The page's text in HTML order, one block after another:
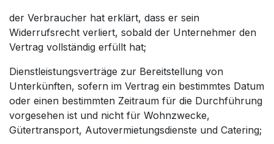
der Verbraucher hat erklärt, dass er sein
Widerrufsrecht verliert, sobald der Unternehmer den
Vertrag vollständig erfüllt hat;
Dienstleistungsverträge zur Bereitstellung von
Unterkünften, sofern im Vertrag ein bestimmtes Datum
oder einen bestimmten Zeitraum für die Durchführung
vorgesehen ist und nicht für Wohnzwecke,
Gütertransport, Autovermietungsdienste und Catering;